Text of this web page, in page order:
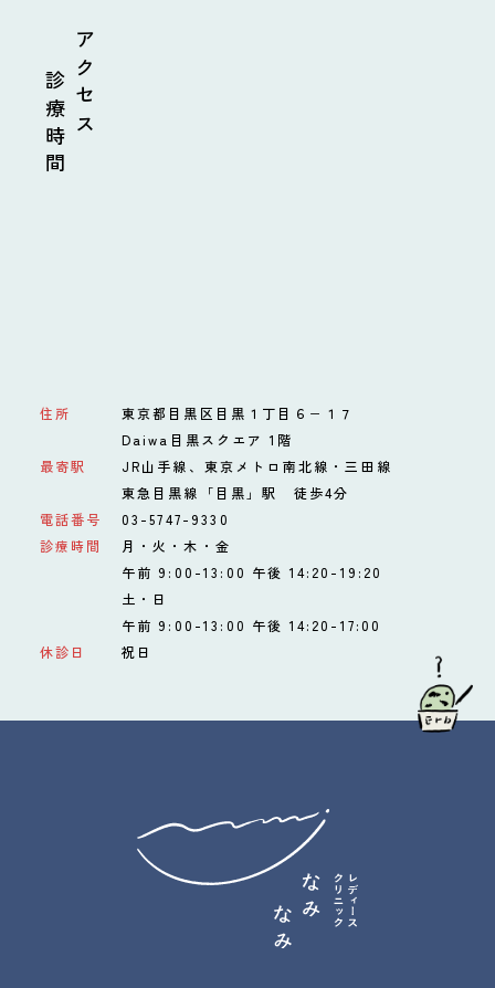
アクセス
診療時間
住所
東京都目黒区目黒１丁目６−１７
Daiwa目黒スクエア 1階
最寄駅
JR山手線、東京メトロ南北線・三田線
東急目黒線「目黒」駅 徒歩4分
電話番号
03-5747-9330
診療時間
月・火・木・金
午前 9:00-13:00 午後 14:20-19:20
土・日
午前 9:00-13:00 午後 14:20-17:00
休診日
祝日